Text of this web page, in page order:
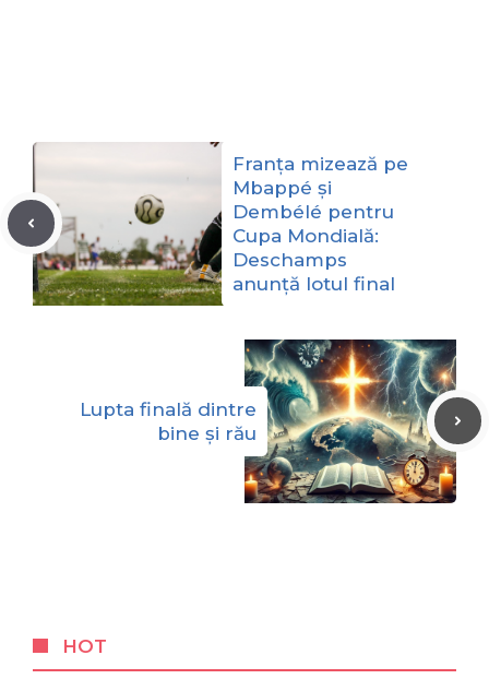
Franța mizează pe
Mbappé și
Dembélé pentru
Cupa Mondială:
Deschamps
anunță lotul final
Lupta finală dintre
bine și rău
HOT